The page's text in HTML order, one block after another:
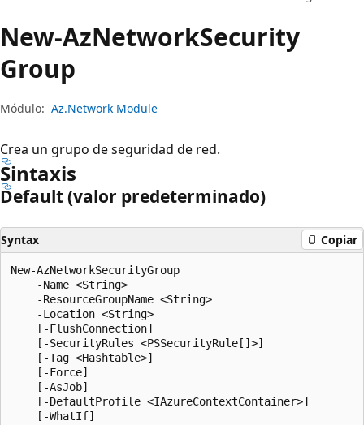
New-AzNetworkSecurity
Group
Módulo: Az.Network Module
Crea un grupo de seguridad de red.
Sintaxis
Default (valor predeterminado)
Syntax Copiar
New-AzNetworkSecurityGroup
    -Name <String>
    -ResourceGroupName <String>
    -Location <String>
    [-FlushConnection]
    [-SecurityRules <PSSecurityRule[]>]
    [-Tag <Hashtable>]
    [-Force]
    [-AsJob]
    [-DefaultProfile <IAzureContextContainer>]
    [-WhatIf]